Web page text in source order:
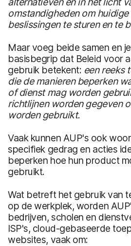
omstandigheden om
beslissingen te sturen en te
Maar voeg beide samen en
basisbegrip dat Beleid voor
gebruik betekent: een reeks
die de manieren beperken
of dienst mag worden
richtlijnen worden gegeven
worden gebruikt.
Vaak kunnen AUP's ook
specifiek gedrag en acties
beperken hoe hun product
gebruikt.
Wat betreft het gebruik van
op de werkplek, worden
bedrijven, scholen en
ISP's, cloud-gebaseerde
websites, vaak om: